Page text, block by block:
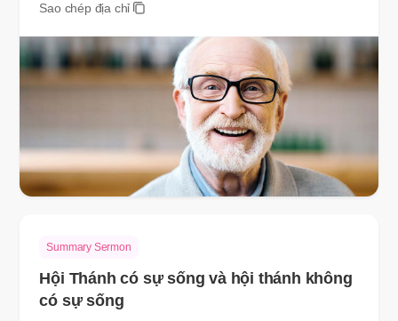
Sao chép địa chỉ
Summary Sermon
Hội Thánh có sự sống và hội thánh không
có sự sống